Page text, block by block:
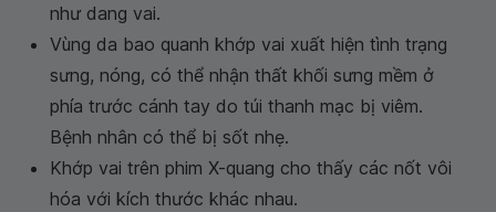
như dang vai.
Vùng da bao quanh khớp vai xuất hiện tình trạng
sưng, nóng, có thể nhận thất khối sưng mềm ở
phía trước cánh tay do túi thanh mạc bị viêm.
Bệnh nhân có thể bị sốt nhẹ.
Khớp vai trên phim X-quang cho thấy các nốt vôi
hóa với kích thước khác nhau.